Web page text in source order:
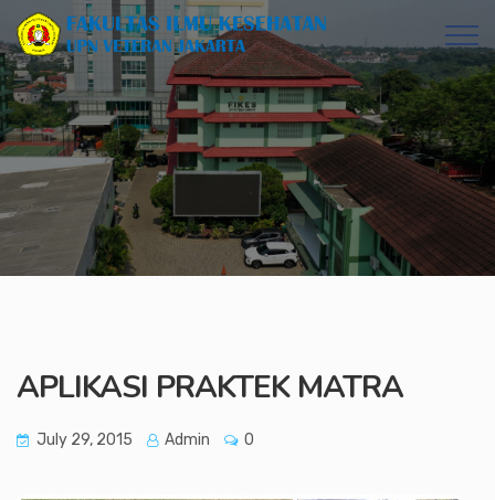
APLIKASI PRAKTEK MATRA
July 29, 2015 Admin 0